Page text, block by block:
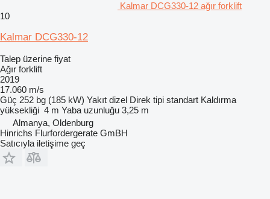
Kalmar DCG330-12 ağır forklift
10
Kalmar DCG330-12
Talep üzerine fiyat
Ağır forklift
2019
17.060 m/s
Güç 252 bg (185 kW) Yakıt dizel Direk tipi standart Kaldırma
yüksekliği 4 m Yaba uzunluğu 3,25 m
Almanya, Oldenburg
Hinrichs Flurfordergerate GmBH
Satıcıyla iletişime geç